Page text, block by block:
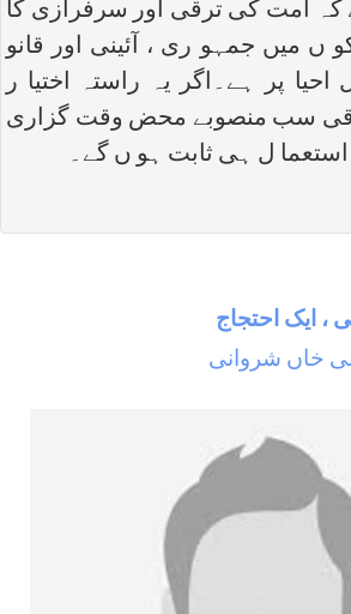
امت کی ترقی اور سرفرازی کا
ں میں جمہو ری ، آئینی اور قانو
پر ہے۔اگر یہ راستہ اختیا ر
باقی سب منصوبے محض وقت گزاری
استعما ل ہی ثابت ہو ں گے۔
، ایک احتجاج
خاں شروانی